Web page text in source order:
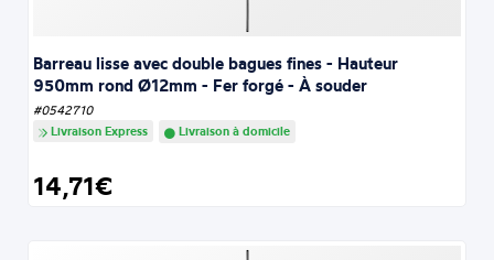
Barreau lisse avec double bagues fines - Hauteur
950mm rond Ø12mm - Fer forgé - À souder
#0542710
Livraison Express
Livraison à domicile
14,71€